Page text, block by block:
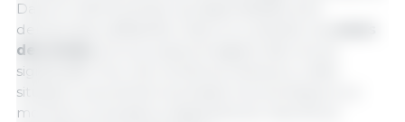
Dans le même temps, les disponibilités sont
demeurées suffisantes. Dans ce contexte, les
des truies
significatifs. Pour de nombreux éleveurs, cette
situation a accentué la pression économique à un
moment où plusieurs segments du marché se